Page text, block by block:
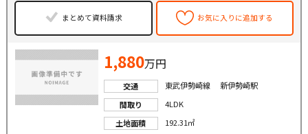
まとめて資料請求 お気に入りに追加する
1,880万円
交通
東武伊勢崎線 新伊勢崎駅
間取り
4LDK
土地面積
192.31㎡